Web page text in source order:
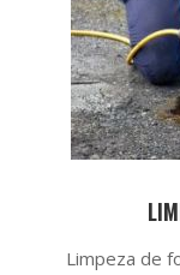
Limpeza de